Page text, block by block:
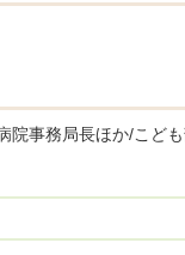
院事務局長ほか/こど